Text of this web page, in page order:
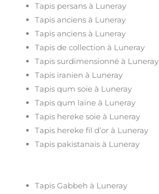
Tapis persans à Luneray
Tapis anciens à Luneray
Tapis anciens à Luneray
Tapis de collection à Luneray
Tapis surdimensionné à Luneray
Tapis iranien à Luneray
Tapis qum soie à Luneray
Tapis qum laine à Luneray
Tapis hereke soie à Luneray
Tapis hereke fil d’or à Luneray
Tapis pakistanais à Luneray
Tapis Gabbeh à Luneray